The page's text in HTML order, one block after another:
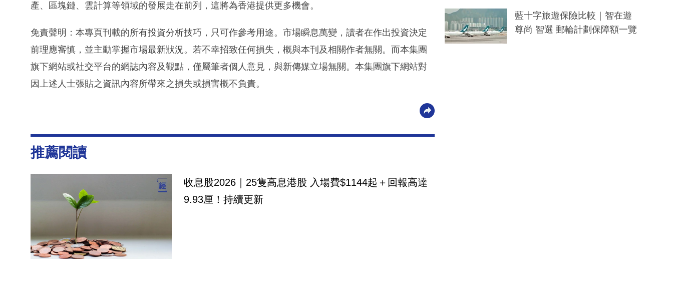
產、區塊鏈、雲計算等領域的發展走在前列，這將為香港提供更多機會。
免責聲明：本專頁刊載的所有投資分析技巧，只可作參考用途。市場瞬息萬變，讀者在作出投資決定
前理應審慎，並主動掌握市場最新狀況。若不幸招致任何損失，概與本刊及相關作者無關。而本集團
旗下網站或社交平台的網誌內容及觀點，僅屬筆者個人意見，與新傳媒立場無關。本集團旗下網站對
因上述人士張貼之資訊內容所帶來之損失或損害概不負責。
推薦閱讀
收息股2026｜25隻高息港股 入場費$1144起＋回報高達
9.93厘！持續更新
藍十字旅遊保險比較｜智在遊
尊尚 智選 郵輪計劃保障額一覽